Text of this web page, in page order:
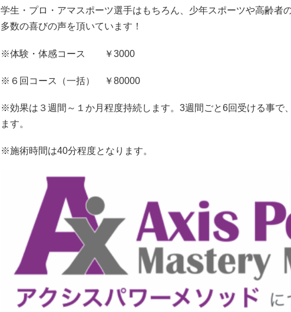
学生・プロ・アマスポーツ選手はもちろん、少年スポーツや高齢者
多数の喜びの声を頂いています！
※体験・体感コース ￥3000
※６回コース（一括） ￥80000
※効果は３週間～１か月程度持続します。3週間ごと6回受ける事で
ます。
※施術時間は40分程度となります。